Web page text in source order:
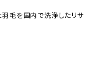
毛を国内で洗浄したリサ